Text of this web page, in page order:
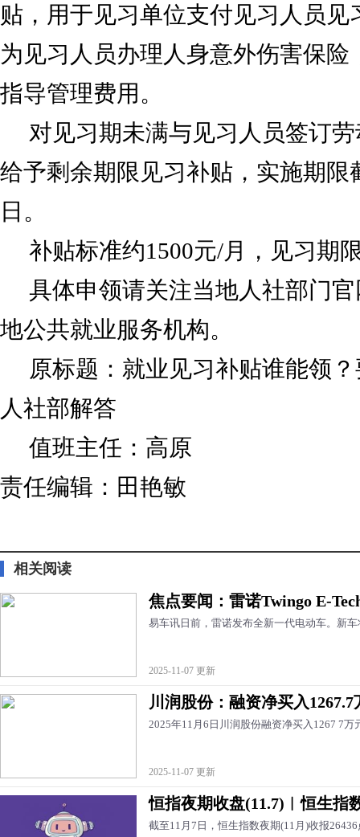
贴，用于见习单位支付见习人员见
为见习人员办理人身意外伤害保险
指导管理费用。
对见习期未满与见习人员签订
给予剩余期限见习补贴，实施期限
日。
补贴标准约1500元/月，见习期
具体申领请关注当地人社部门
地公共就业服务机构。
原标题：就业见习补贴谁能领
人社部解答
值班主任：高原
责任编辑：田艳敏
相关阅读
焦点要闻：雷诺Twingo E-
易车讯日前，雷诺发布全新一代电动车。新
2025-11-07 更新
川润股份：融资净买入
2025年11月6日川润股份融资净买入1267 7万
2025-11-07 更新
恒指夜期收盘(11.7)︱恒生指
截至11月7日，恒生指数夜期(11月)收报